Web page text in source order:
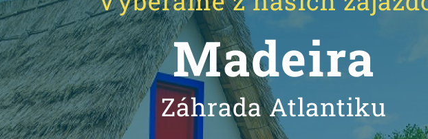
Madeira
Záhrada Atlantiku